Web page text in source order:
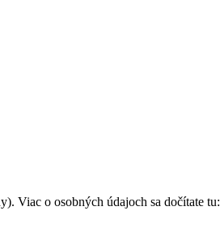
Viac o osobných údajoch sa dočítate tu: